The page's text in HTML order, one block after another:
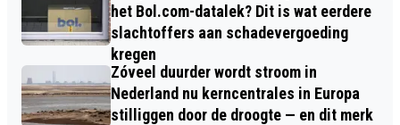
het Bol.com-datalek? Dit is wat eerdere
slachtoffers aan schadevergoeding
kregen
Zóveel duurder wordt stroom in
Nederland nu kerncentrales in Europa
stilliggen door de droogte — en dit merk